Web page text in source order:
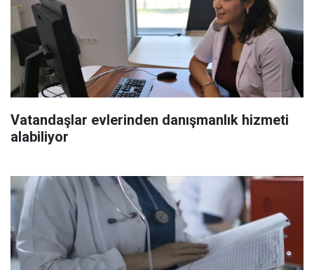
Vatandaşlar evlerinden danışmanlık hizmeti
alabiliyor